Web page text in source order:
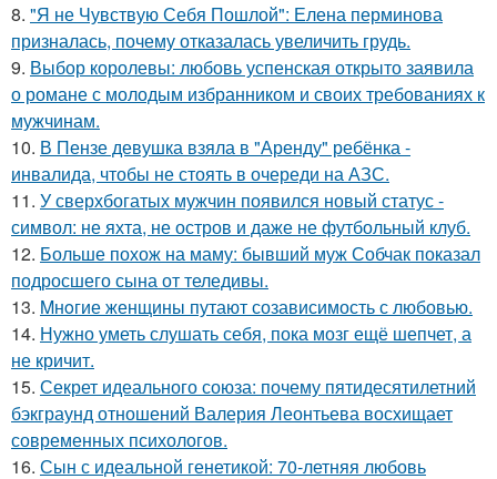
8. "Я не Чувствую Себя Пошлой": Елена перминова
призналась, почему отказалась увеличить грудь.
9. Выбор королевы: любовь успенская открыто заявила
о романе с молодым избранником и своих требованиях к
мужчинам.
10. В Пензе девушка взяла в "Аренду" ребёнка -
инвалида, чтобы не стоять в очереди на АЗС.
11. У сверхбогатых мужчин появился новый статус -
символ: не яхта, не остров и даже не футбольный клуб.
12. Больше похож на маму: бывший муж Собчак показал
подросшего сына от теледивы.
13. Mнoгие женщины путают созависимость с любовью.
14. Нужно уметь слушать себя, пока мозг ещё шепчет, а
не кричит.
15. Секрет идеального союза: почему пятидесятилетний
бэкграунд отношений Валерия Леонтьева восхищает
современных психологов.
16. Сын с идеальной генетикой: 70-летняя любовь